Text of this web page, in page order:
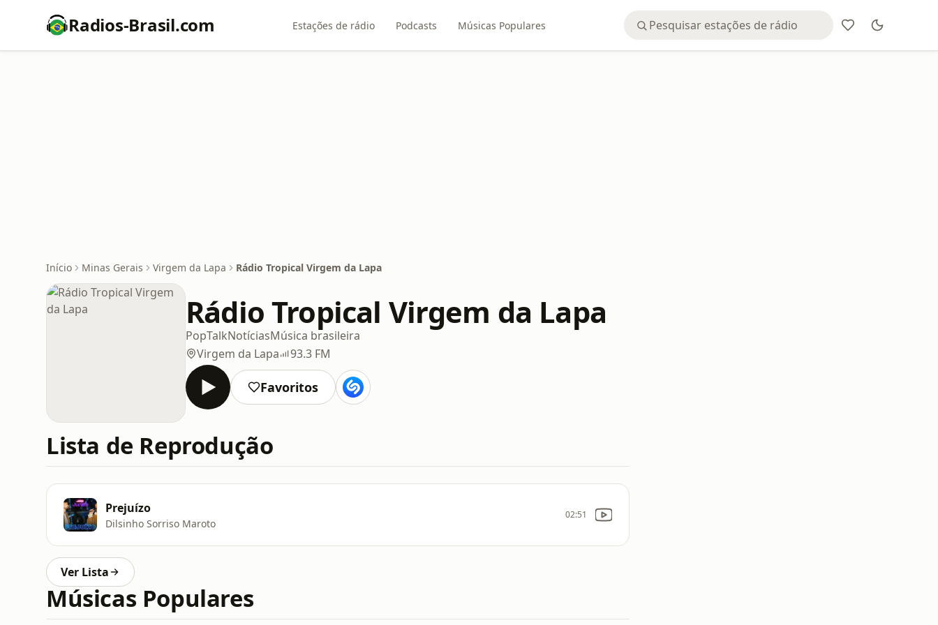
Radios-Brasil.com Estações de rádio Podcasts Músicas Populares
Início Minas Gerais Virgem da Lapa Rádio Tropical Virgem da Lapa
Rádio Tropical Virgem da Lapa
PopTalkNotíciasMúsica brasileira
Virgem da Lapa
93.3 FM
Favoritos
Lista de Reprodução
Prejuízo
Dilsinho Sorriso Maroto
02:51
Ver Lista
Músicas Populares